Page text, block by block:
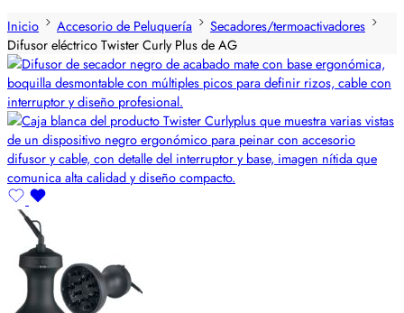
Inicio
Accesorio de Peluquería
Secadores/termoactivadores
Difusor eléctrico Twister Curly Plus de AG